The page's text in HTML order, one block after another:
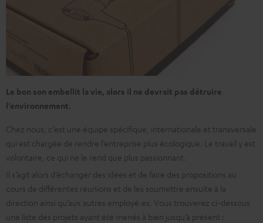
Le bon son embellit la vie, alors il ne devrait pas détruire
l’environnement.
Chez nous, c’est une équipe spécifique, internationale et transversale
qui est chargée de rendre l’entreprise plus écologique. Le travail y est
volontaire, ce qui ne le rend que plus passionnant.
Il s’agit alors d’échanger des idées et de faire des propositions au
cours de différentes réunions et de les soumettre ensuite à la
direction ainsi qu’aux autres employé.es. Vous trouverez ci-dessous
une liste des projets ayant été menés à bien jusqu’à présent :